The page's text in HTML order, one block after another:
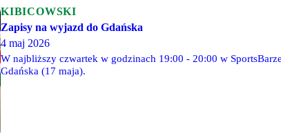
KIBICOWSKI
Zapisy na wyjazd do Gdańska
4 maj 2026
W najbliższy czwartek w godzinach 19:00 - 20:00 w
Gdańska (17 maja).